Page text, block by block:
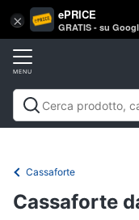
× ePRICE
GRATIS - su
Accedi
Registrati
Offerte
Informatica
Vai
al
Cassaforte
Cassaforte